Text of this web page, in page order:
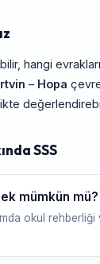
hangi
– Hopa
SSS
mümkün mü?
okul